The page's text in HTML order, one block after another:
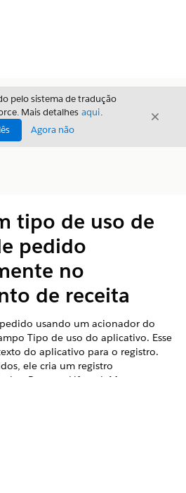
pelo sistema de tradução
Mais detalhes aqui.
Agora não
Fechar
tipo de uso de
pedido
no
de receita
usando um acionador do
Tipo de uso do aplicativo. Esse
do aplicativo para o registro.
ele cria um registro
tipo RevenueLifecycleManagement.
Experience
de transações está habilitado